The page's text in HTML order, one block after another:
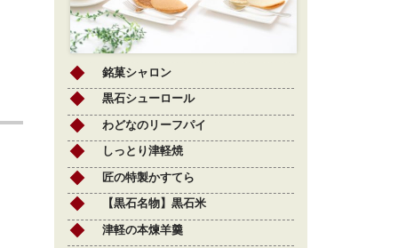
銘菓シャロン
黒石シューロール
わどなのリーフパイ
しっとり津軽焼
匠の特製かすてら
【黒石名物】黒石米
津軽の本煉羊羹